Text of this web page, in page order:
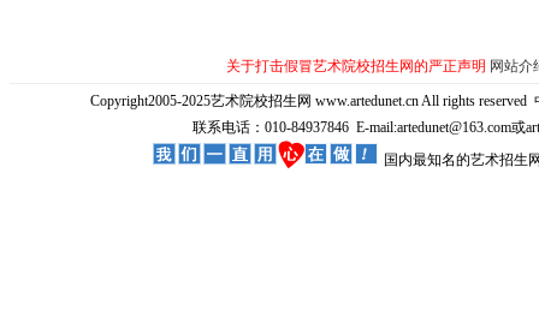
关于打击假冒艺术院校招生网的严正声明 网站介
Copyright2005-2025艺术院校招生网 www.artedunet.cn All rights reserved
联系电话：010-84937846 E-mail:artedunet@163.com或
国内最知名的艺术招生